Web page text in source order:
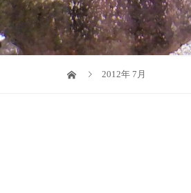
2012年 7月